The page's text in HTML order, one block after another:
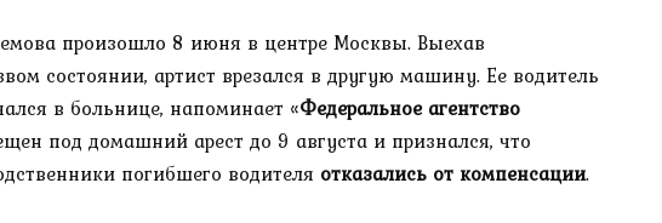
произошло 8 июня в центре Москвы. Выехав
состоянии, артист врезался в другую машину. Ее водитель
в больнице, напоминает «Федеральное агентство
под домашний арест до 9 августа и признался, что
погибшего водителя отказались от компенсации.